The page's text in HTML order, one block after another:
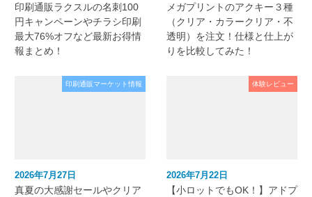
印刷通販ラクスルの名刺100
円キャンペーンやチラシ印刷
最大76%オフなど最新お得情
報まとめ！
メガプリントのアクキー３種
（クリア・カラークリア・不
透明）を注文！仕様と仕上が
りを比較してみた！
印刷通販マーケット情報
2026年7月27日
真夏の大感謝セールやクリア
体験レビュー
2026年7月22日
【小ロットでもOK！】アドプ